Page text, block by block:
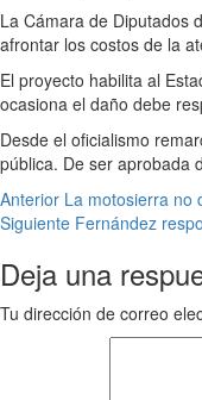
La Cámara de Diputados
afrontar los costos de la
El proyecto habilita al
ocasiona el daño debe
Desde el oficialismo
pública. De ser aprobada
Anterior La motosierra no
Siguiente Fernández
Deja una
Tu dirección de correo